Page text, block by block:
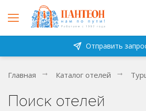
Отправить
Главная Каталог отелей
Поиск отелей